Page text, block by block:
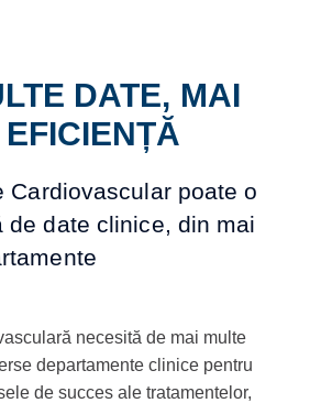
DATE, MAI
Cardiovascular poate o
de date clinice, din mai
necesită de mai multe
departamente clinice pentru
de succes ale tratamentelor,